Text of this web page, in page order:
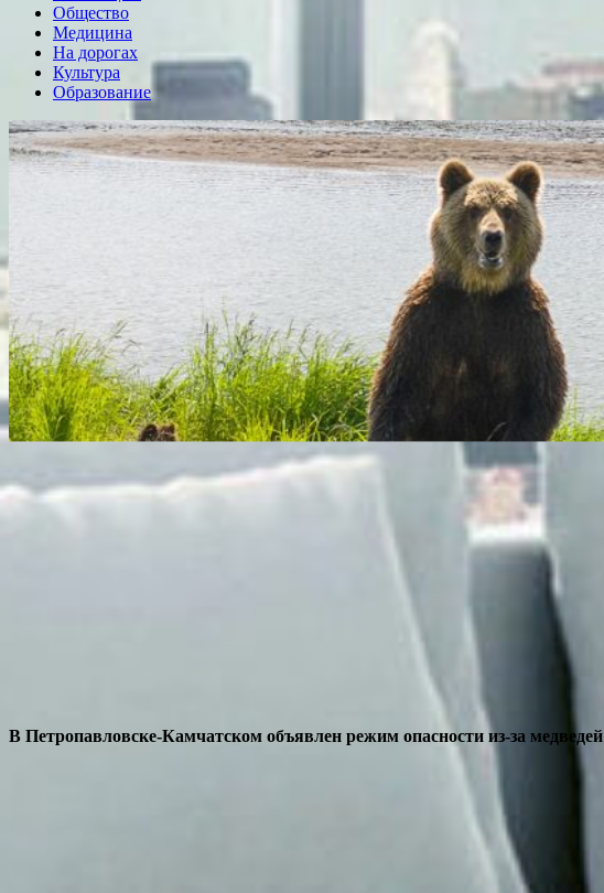
Общество
Медицина
На дорогах
Культура
Образование
В Петропавловске-Камчатском объявлен режим опасности из-за медведей